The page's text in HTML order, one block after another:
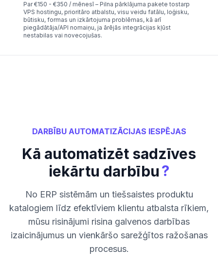
Par €150 - €350 / mēnesī – Pilna pārklājuma pakete tostarp
VPS hostingu, prioritāro atbalstu, visu veidu fatālu, loģisku,
būtisku, formas un izkārtojuma problēmas, kā arī
piegādātāja/API nomaiņu, ja ārējās integrācijas kļūst
nestabilas vai novecojušas.
DARBĪBU AUTOMATIZĀCIJAS IESPĒJAS
Kā automatizēt sadzīves
iekārtu darbību?
No ERP sistēmām un tiešsaistes produktu
katalogiem līdz efektīviem klientu atbalsta rīkiem,
mūsu risinājumi risina galvenos darbības
izaicinājumus un vienkāršo sarežģītos ražošanas
procesus.